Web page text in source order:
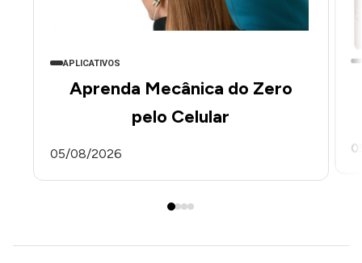
APLICATIVOS
Aprenda Mecânica do Zero
pelo Celular
05/08/2026